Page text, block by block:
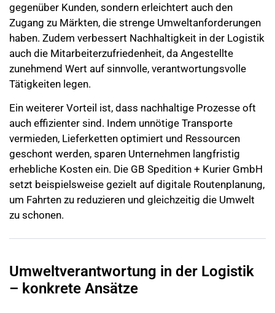
gegenüber Kunden, sondern erleichtert auch den
Zugang zu Märkten, die strenge Umweltanforderungen
haben. Zudem verbessert Nachhaltigkeit in der Logistik
auch die Mitarbeiterzufriedenheit, da Angestellte
zunehmend Wert auf sinnvolle, verantwortungsvolle
Tätigkeiten legen.
Ein weiterer Vorteil ist, dass nachhaltige Prozesse oft
auch effizienter sind. Indem unnötige Transporte
vermieden, Lieferketten optimiert und Ressourcen
geschont werden, sparen Unternehmen langfristig
erhebliche Kosten ein. Die GB Spedition + Kurier GmbH
setzt beispielsweise gezielt auf digitale Routenplanung,
um Fahrten zu reduzieren und gleichzeitig die Umwelt
zu schonen.
Umweltverantwortung in der Logistik
– konkrete Ansätze